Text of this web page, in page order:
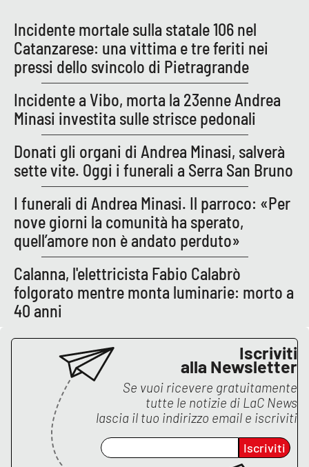
Incidente mortale sulla statale 106 nel
Catanzarese: una vittima e tre feriti nei
pressi dello svincolo di Pietragrande
Incidente a Vibo, morta la 23enne Andrea
Minasi investita sulle strisce pedonali
Donati gli organi di Andrea Minasi, salverà
sette vite. Oggi i funerali a Serra San Bruno
I funerali di Andrea Minasi. Il parroco: «Per
nove giorni la comunità ha sperato,
quell’amore non è andato perduto»
Calanna, l'elettricista Fabio Calabrò
folgorato mentre monta luminarie: morto a
40 anni
Iscriviti
alla Newsletter
Se vuoi ricevere gratuitamente
tutte le notizie di LaC News
lascia il tuo indirizzo email e iscriviti
Iscriviti